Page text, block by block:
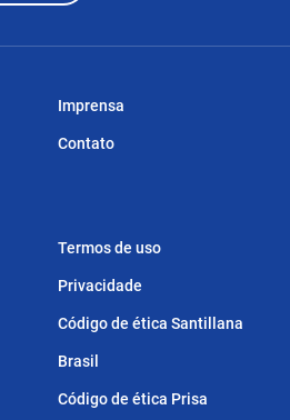
Imprensa
Contato
Termos de uso
Privacidade
Código de ética Santillana
Brasil
Código de ética Prisa